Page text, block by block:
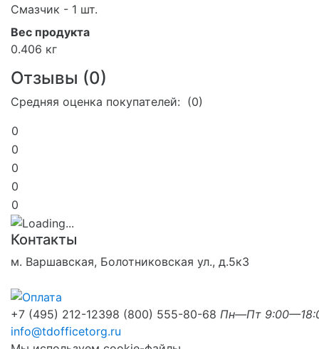
Смазчик - 1 шт.
Вес продукта
0.406 кг
Отзывы (0)
Средняя оценка покупателей: (0)
0
0
0
0
0
Контакты
м. Варшавская, Болотниковская ул., д.5к3
+7 (495) 212-12398 (800) 555-80-68 Пн—Пт
info@tdofficetorg.ru